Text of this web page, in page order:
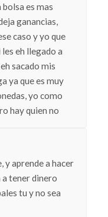
es mas
ganancias,
caso y yo que
eh llegado a
sacado mis
ya que es muy
yo como
hay quien no
y aprende a hacer
tener dinero
tu y no sea